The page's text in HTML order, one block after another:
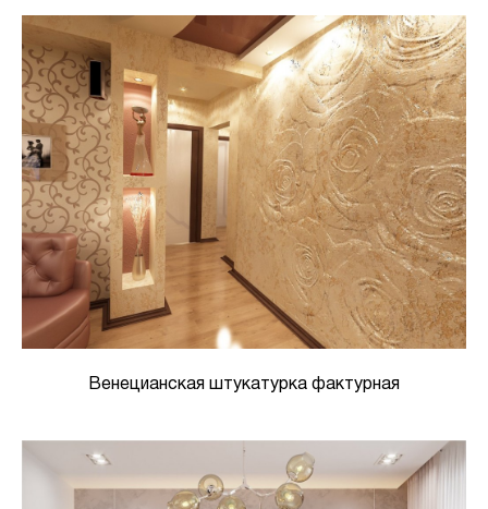
Венецианская штукатурка фактурная